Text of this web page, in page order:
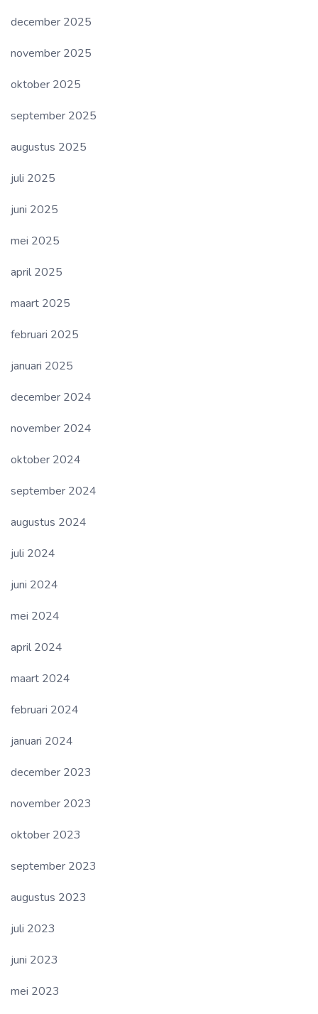
december 2025
november 2025
oktober 2025
september 2025
augustus 2025
juli 2025
juni 2025
mei 2025
april 2025
maart 2025
februari 2025
januari 2025
december 2024
november 2024
oktober 2024
september 2024
augustus 2024
juli 2024
juni 2024
mei 2024
april 2024
maart 2024
februari 2024
januari 2024
december 2023
november 2023
oktober 2023
september 2023
augustus 2023
juli 2023
juni 2023
mei 2023